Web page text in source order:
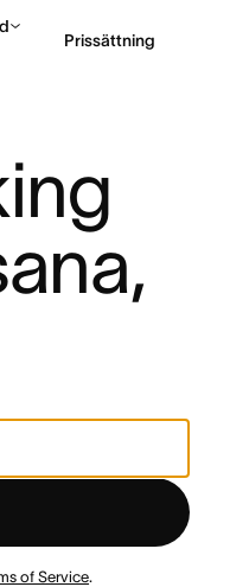
Prissättning
of Service.